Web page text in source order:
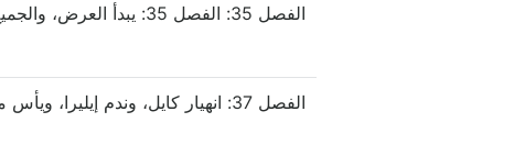
الفصل 35: الفصل 35: يبدأ العرض، والجميع مصدومون!
الفصل 37: انهيار كايل، وندم إيليرا، ويأس ماي